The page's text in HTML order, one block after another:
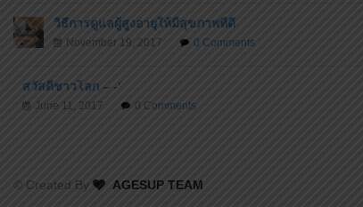
วิธีการดูแลผู้สูงอายุให้มีสุขภาพที่ดี
November 19, 2017 0 Comments
สวัสดีชาวโลก – -‘
June 11, 2017 0 Comments
© Created By AGESUP TEAM